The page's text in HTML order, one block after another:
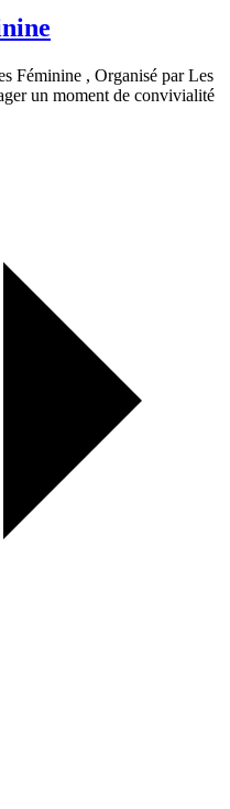
un moment de convivialité